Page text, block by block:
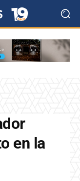
en la